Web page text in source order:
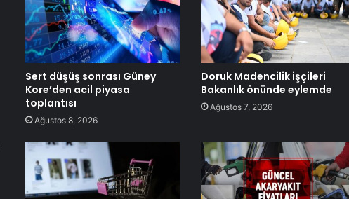
Sert düşüş sonrası Güney
Kore’den acil piyasa
toplantısı
Ağustos 8, 2026
Doruk Madencilik işçileri
Bakanlık önünde eylemde
Ağustos 7, 2026